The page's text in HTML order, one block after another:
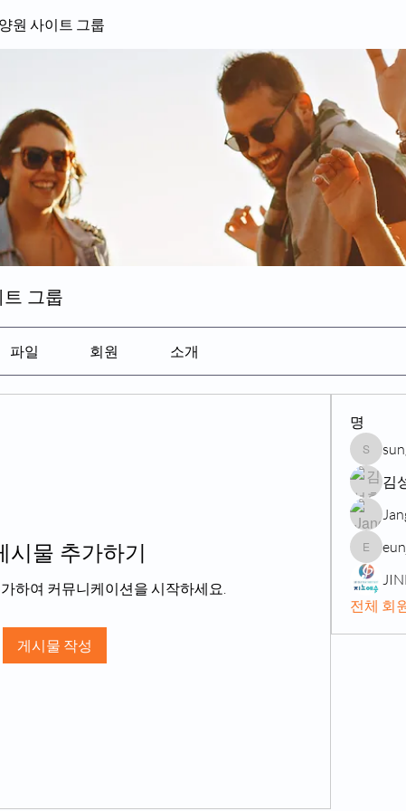
원 사이트 그룹
그룹
파일 회원 소개
시물 추가하기
하여 커뮤니케이션을 시작하세요.
게시물 작성
명
김
전체 회